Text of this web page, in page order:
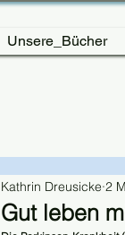
Unsere_Bücher
Gut leben
Kathrin Dreusicke 2